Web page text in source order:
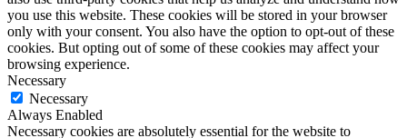
you use this website. These cookies will be stored in your browser
only with your consent. You also have the option to opt-out of these
cookies. But opting out of some of these cookies may affect your
browsing experience.
Necessary
Necessary
Always Enabled
Necessary cookies are absolutely essential for the website to